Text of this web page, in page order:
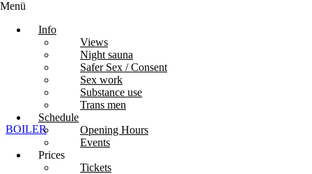
BOILER
Menü
Info
Views
Night sauna
Safer Sex / Consent
Sex work
Substance use
Trans men
Schedule
Opening Hours
Events
Prices
Tickets